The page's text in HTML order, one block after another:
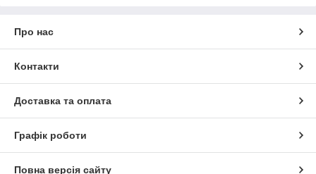
Про нас
Контакти
Доставка та оплата
Графік роботи
Повна версія сайту